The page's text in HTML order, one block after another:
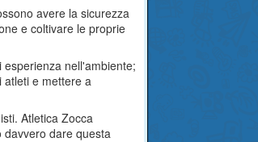
avere la sicurezza
e coltivare le proprie
nell'ambiente;
atleti e mettere a
Atletica Zocca
davvero dare questa